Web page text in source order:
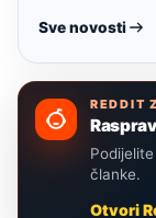
Sve novosti
REDDIT
članke.
Otvori